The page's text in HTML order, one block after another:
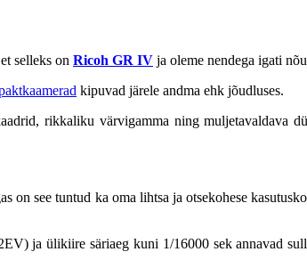
selleks on Ricoh GR IV ja oleme nendega igati
kipuvad järele andma ehk jõudluses.
rikkaliku värvigamma ning muljetavaldava
see tuntud ka oma lihtsa ja otsekohese
ja ülikiire säriaeg kuni 1/16000 sek annavad